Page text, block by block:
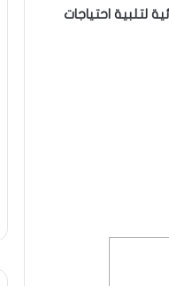
لتلبية احتياجات